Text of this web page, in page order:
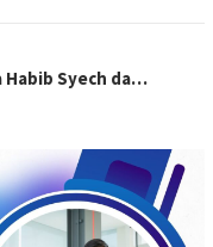
Habib Syech da…